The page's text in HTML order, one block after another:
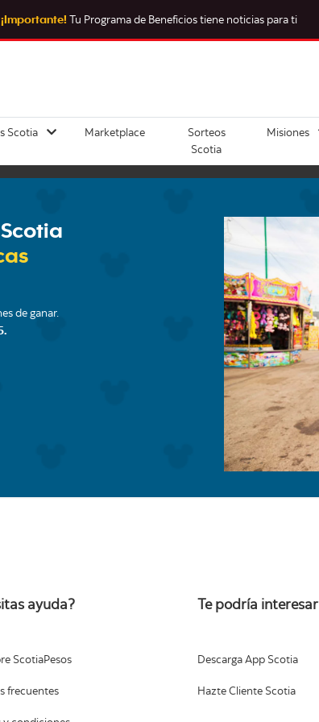
¡Importante! Tu Programa de Beneficios tiene noticias para ti
Scotia Marketplace
Sorteos
Scotia
Misiones
de ganar.
ayuda?
ScotiaPesos
frecuentes
Te podría interesar
Descarga App Scotia
Hazte Cliente Scotia